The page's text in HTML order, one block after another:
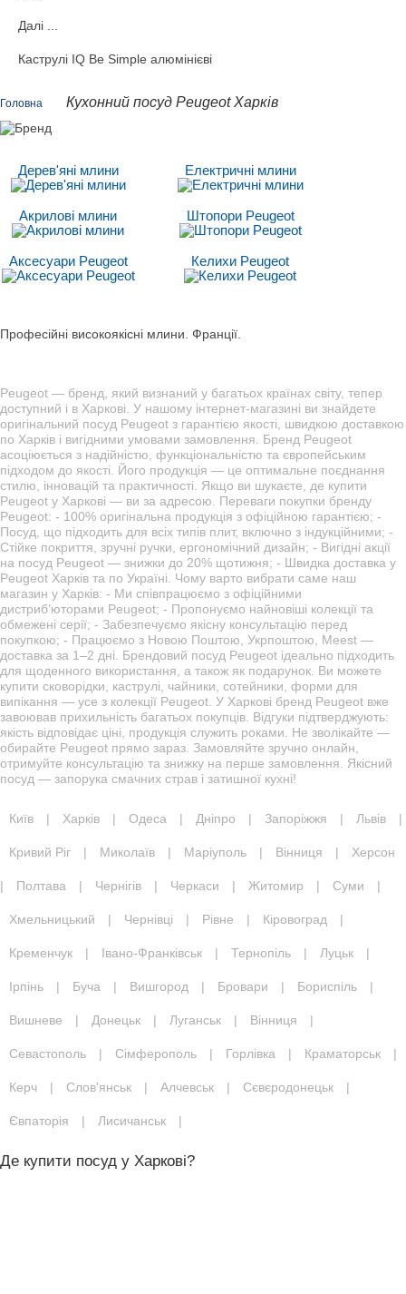
Далі ...
Каструлі IQ Be Simple алюмінієві
Головна Кухонний посуд Peugeot Харків
Дерев'яні млини Електричні млини
Акрилові млини Штопори Peugeot
Аксесуари Peugeot Келихи Peugeot
Професійні високоякісні млини. Франції.
Peugeot — бренд, який визнаний у багатьох країнах світу, тепер
доступний і в Харкові. У нашому інтернет-магазині ви знайдете
оригінальний посуд Peugeot з гарантією якості, швидкою доставкою
по Харків і вигідними умовами замовлення. Бренд Peugeot
асоціюється з надійністю, функціональністю та європейським
підходом до якості. Його продукція — це оптимальне поєднання
стилю, інновацій та практичності. Якщо ви шукаєте, де купити
Peugeot у Харкові — ви за адресою. Переваги покупки бренду
Peugeot: - 100% оригінальна продукція з офіційною гарантією; -
Посуд, що підходить для всіх типів плит, включно з індукційними; -
Стійке покриття, зручні ручки, ергономічний дизайн; - Вигідні акції
на посуд Peugeot — знижки до 20% щотижня; - Швидка доставка у
Peugeot Харків та по Україні. Чому варто вибрати саме наш
магазин у Харків: - Ми співпрацюємо з офіційними
дистриб’юторами Peugeot; - Пропонуємо найновіші колекції та
обмежені серії; - Забезпечуємо якісну консультацію перед
покупкою; - Працюємо з Новою Поштою, Укрпоштою, Meest —
доставка за 1–2 дні. Брендовий посуд Peugeot ідеально підходить
для щоденного використання, а також як подарунок. Ви можете
купити сковорідки, каструлі, чайники, сотейники, форми для
випікання — усе з колекції Peugeot. У Харкові бренд Peugeot вже
завоював прихильність багатьох покупців. Відгуки підтверджують:
якість відповідає ціні, продукція служить роками. Не зволікайте —
обирайте Peugeot прямо зараз. Замовляйте зручно онлайн,
отримуйте консультацію та знижку на перше замовлення. Якісний
посуд — запорука смачних страв і затишної кухні!
Київ | Харків | Одеса | Дніпро | Запоріжжя | Львів |
Кривий Ріг | Миколаїв | Маріуполь | Вінниця | Херсон
| Полтава | Чернігів | Черкаси | Житомир | Суми |
Хмельницький | Чернівці | Рівне | Кіровоград |
Кременчук | Івано-Франківськ | Тернопіль | Луцьк |
Ірпінь | Буча | Вишгород | Бровари | Бориспіль |
Вишневе | Донецьк | Луганськ | Вінниця |
Севастополь | Сімферополь | Горлівка | Краматорськ |
Керч | Слов'янськ | Алчевськ | Сєвєродонецьк |
Євпаторія | Лисичанськ |
Де купити посуд у Харкові?